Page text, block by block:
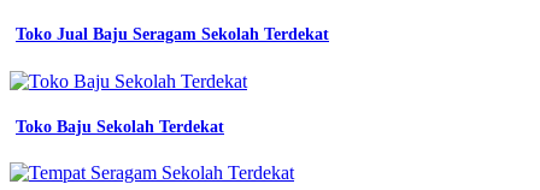
kerja
jual
seragam
anak
Toko Jual Baju Seragam Sekolah Terdekat
Toko Baju Sekolah Terdekat